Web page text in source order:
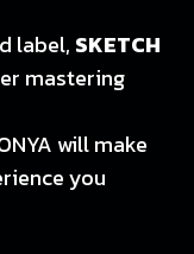
label, SKETCH
mastering
will make
you